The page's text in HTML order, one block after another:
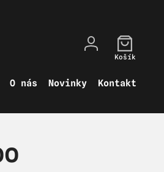
O nás Novinky Kontakt
Košík